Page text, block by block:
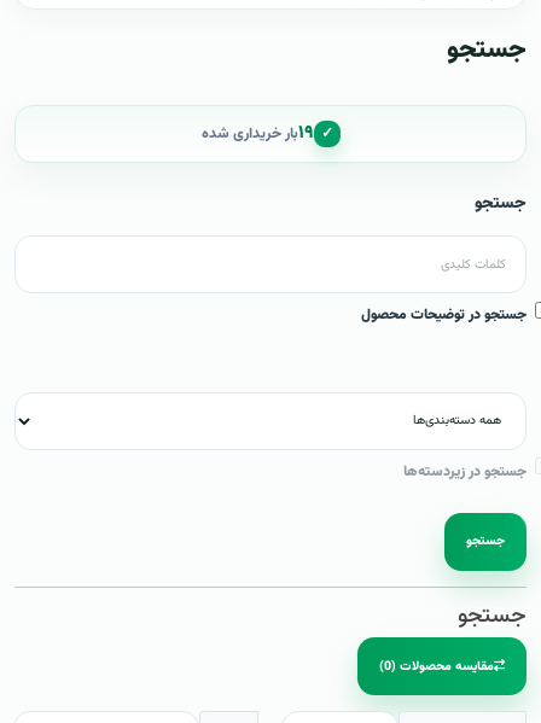
جستجو
✓ ۱۹بار خریداری شده
جستجو
جستجو در توضیحات محصول
جستجو در زیردسته‌ها
جستجو
جستجو
مقایسه محصولات (0)